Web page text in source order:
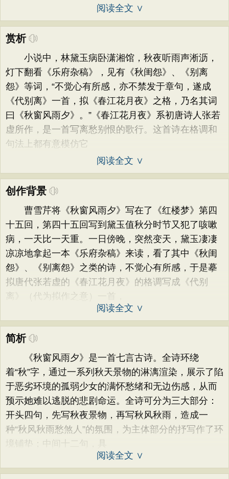
阅读全文 ∨
赏析
小说中，林黛玉病卧潇湘馆，秋夜听雨声淅沥，
灯下翻看《乐府杂稿》，见有《秋闺怨》、《别离
怨》等词，“不觉心有所感，亦不禁发于章句，遂成
《代别离》一首，拟《春江花月夜》之格，乃名其词
曰《秋窗风雨夕》。”《春江花月夜》系初唐诗人张若
虚所作，是一首写离愁别恨的歌行。这首诗在格调和
句法上都有意模仿它
阅读全文 ∨
创作背景
曹雪芹将《秋窗风雨夕》写在了《红楼梦》第四
十五回，第四十五回写到黛玉值秋分时节又犯了咳嗽
病，一天比一天重。一日傍晚，突然变天，黛玉凄凄
凉凉地拿起一本《乐府杂稿》来读，看了其中《秋闺
怨》、《别离怨》之类的诗，不觉心有所感，于是摹
拟唐代张若虚的《春江花月夜》的格调写成《代别
离》（代为拟作之意）一首，
阅读全文 ∨
简析
《秋窗风雨夕》是一首七言古诗。全诗环绕
着“秋”字，通过一系列秋天景物的淋漓渲染，展示了陷
于恶劣环境的孤弱少女的满怀愁绪和无边伤感，从而
预示她难以逃脱的悲剧命运。全诗可分为三大部分：
开头四句，先写秋夜景物，再写秋风秋雨，造成一
种“秋风秋雨愁煞人”的氛围，为主体部分的抒写作了环
境铺垫；中间十二句，具
阅读全文 ∨